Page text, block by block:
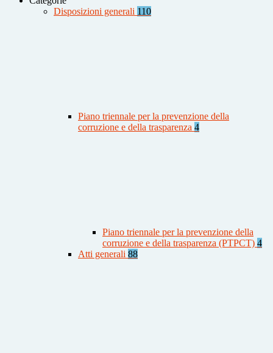
Disposizioni generali 110
Piano triennale per la prevenzione della
corruzione e della trasparenza 4
Piano triennale per la prevenzione della
corruzione e della trasparenza (PTPCT) 4
Atti generali 88